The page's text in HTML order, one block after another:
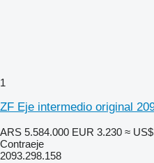
1
ZF Eje intermedio original
ARS 5.584.000 EUR 3.230 ≈
Contraeje
2093.298.158